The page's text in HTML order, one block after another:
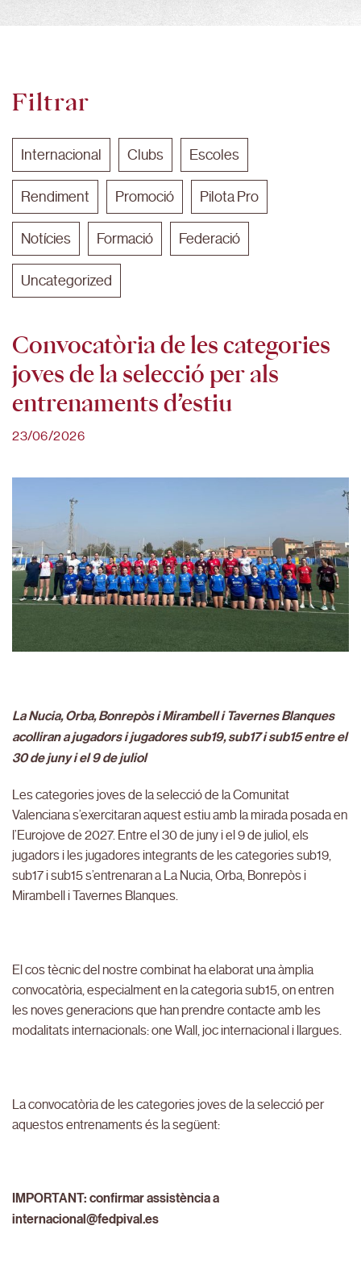
Filtrar
Internacional Clubs Escoles
Rendiment Promoció Pilota Pro
Notícies Formació Federació
Uncategorized
Convocatòria de les categories
joves de la selecció per als
entrenaments d’estiu
23/06/2026
La Nucia, Orba, Bonrepòs i Mirambell i Tavernes Blanques
acolliran a jugadors i jugadores sub19, sub17 i sub15 entre el
30 de juny i el 9 de juliol
Les categories joves de la selecció de la Comunitat
Valenciana s’exercitaran aquest estiu amb la mirada posada en
l’Eurojove de 2027. Entre el 30 de juny i el 9 de juliol, els
jugadors i les jugadores integrants de les categories sub19,
sub17 i sub15 s’entrenaran a La Nucia, Orba, Bonrepòs i
Mirambell i Tavernes Blanques.
El cos tècnic del nostre combinat ha elaborat una àmplia
convocatòria, especialment en la categoria sub15, on entren
les noves generacions que han prendre contacte amb les
modalitats internacionals: one Wall, joc internacional i llargues.
La convocatòria de les categories joves de la selecció per
aquestos entrenaments és la següent:
IMPORTANT: confirmar assistència a
internacional@fedpival.es